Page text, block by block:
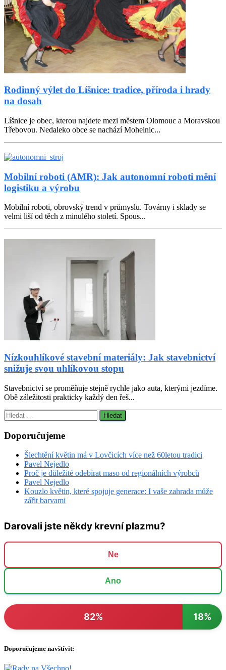
Rodinný výlet do Líšnice: tradice, příroda i hrady
na dosah
Líšnice je obec, kterou najdete mezi městem Olomouc a Moravskou
Třebovou. Nedaleko obce se nachází Mohelnic...
Mobilní roboti (AMR): Jak autonomní roboti mění
logistiku a výrobu
Mobilní roboti, obrovský trend v průmyslu. Továrny i sklady se
velmi liší od těch z minulého století. Spous...
Nízkouhlíkové stavební materiály: Jak stavebnictví
snižuje svou uhlíkovou stopu
Stavebnictví se proměňuje stejně rychle jako auta, kterými jezdíme.
Obě záležitosti prakticky každý den řeš...
Vyhledávání
Doporučujeme
Šlechtění květin má v Lovčicích více než 60letou tradici
Pavel Nejedlo
Proč je důležité odebírat maso od regionálních výrobců
Pavel Nejedlo
Kouzlo květin, které spojuje generace: I vaše zahrada může
zářit barvami
Darovali jste někdy krevní plazmu?
Ne
Ano
82% 18%
Doporučujeme navštívit: